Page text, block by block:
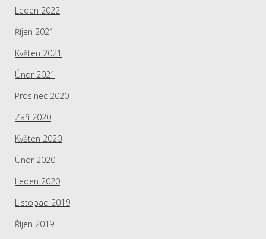
Leden 2022
Říjen 2021
Květen 2021
Únor 2021
Prosinec 2020
Září 2020
Květen 2020
Únor 2020
Leden 2020
Listopad 2019
Říjen 2019